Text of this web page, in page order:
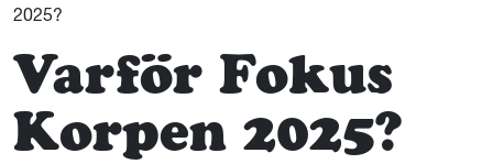
2025?
Varför Fokus
Korpen 2025?